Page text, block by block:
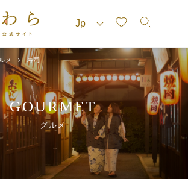
メ 寿司
GOURMET
グルメ